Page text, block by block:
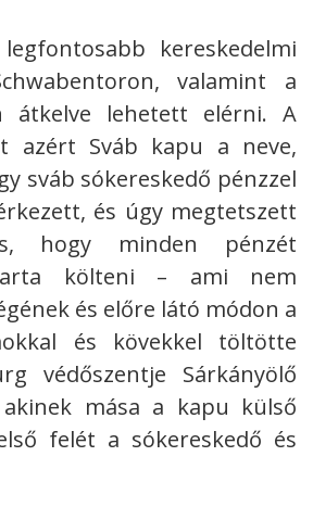
kereskedelmi
valamint a
átkelve lehetett elérni. A
azért Sváb kapu a neve,
sváb sókereskedő pénzzel
és úgy megtetszett
hogy minden pénzét
költeni – ami nem
és előre látó módon a
és kövekkel töltötte
védőszentje Sárkányölő
mása a kapu külső
felét a sókereskedő és